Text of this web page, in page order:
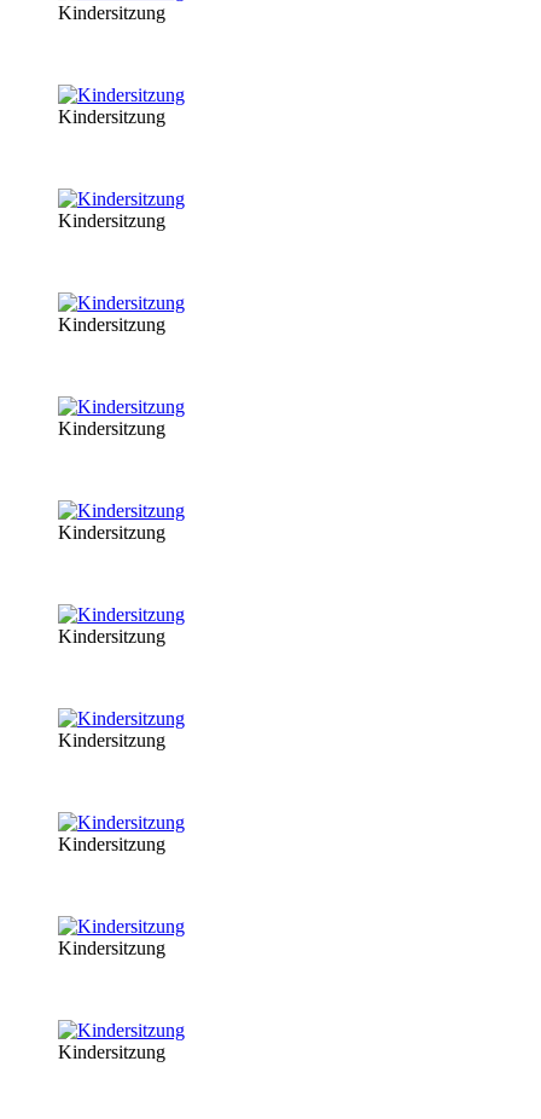
Kindersitzung
Kindersitzung
Kindersitzung
Kindersitzung
Kindersitzung
Kindersitzung
Kindersitzung
Kindersitzung
Kindersitzung
Kindersitzung
Kindersitzung